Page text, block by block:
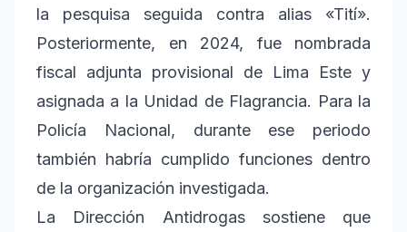
la pesquisa seguida contra alias «Tití».
Posteriormente, en 2024, fue nombrada
fiscal adjunta provisional de Lima Este y
asignada a la Unidad de Flagrancia. Para la
Policía Nacional, durante ese periodo
también habría cumplido funciones dentro
de la organización investigada.
La Dirección Antidrogas sostiene que